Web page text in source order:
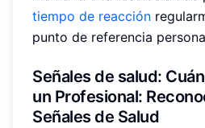
tiempo de reacción
punto de referencia
Señales de salud:
un Profesional:
Señales de Salud